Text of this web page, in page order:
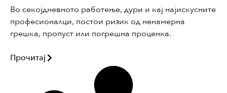
Во секојдневното работење, дури и кај најискусните
професионалци, постои ризик од ненамерна
грешка, пропуст или погрешна проценка.
Прочитај